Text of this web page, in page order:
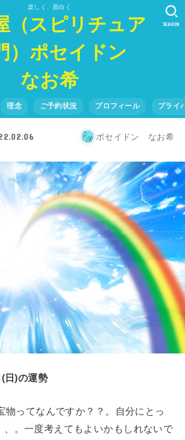
楽しく、面白く
（スピリチュア
）ポセイドン
なお希
理念 ご予約状況 プロフィール プライ
SEARCH
ポセイドン なお希
日)の運勢
ってなんですか？？。自分にとっ
、。一度考えてもよいかもしれないで